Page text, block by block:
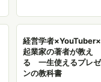
経営学者×YouTuber×
起業家の著者が教え
る 一生使えるプレゼ
ンの教科書